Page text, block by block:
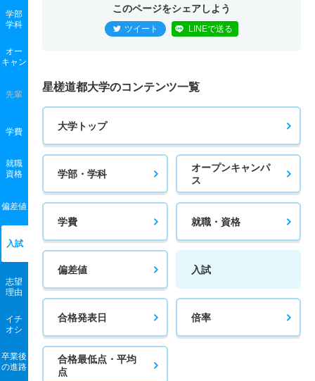
学部
学科
オー
キャン
先輩
学費
就職
資格
偏差値
入試
志望
理由
イチ
オシ
卒業後
の進路
このページをシェアしよう
ツイート LINEで送る
星槎道都大学のコンテンツ一覧
大学トップ
学部・学科
オープンキャンパ
ス
学費 就職・資格
偏差値 入試
合格発表日 倍率
合格最低点・平均
点